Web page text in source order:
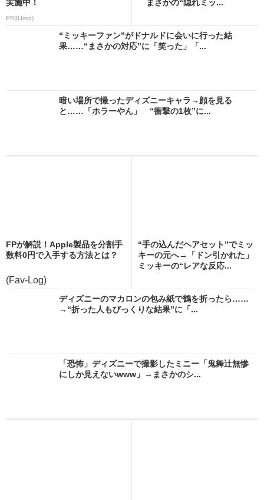
実施中！
PR(IIJmio)
まさかの“隠れミッ...
“ミッキーファン”がドナルドに会いに行った結
果……“まさかの対応”に「笑った」「...
暗い場所で撮ったディズニーキャラ→顔を見る
と……「ホラーやん」 “衝撃の1枚”に...
FPが解説！Apple製品を分割手
数料0円で入手する方法とは？
(Fav-Log)
“手の込んだヘアセット”でミッ
キーの元へ→「ドン引かれた」
ミッキーの“レアな反応...
ディズニーのマカロンの包み紙で鶴を折ったら……
→“折った人もびっくりな結果”に「...
「恐怖」ディズニーで撮影したミニー「鬼舞辻無惨
にしか見えないwww」→まさかのシ...